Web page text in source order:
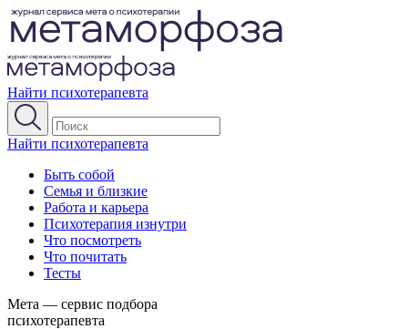
Найти психотерапевта
Найти психотерапевта
Быть собой
Семья и близкие
Работа и карьера
Психотерапия изнутри
Что посмотреть
Что почитать
Тесты
Мета — сервис подбора
психотерапевта